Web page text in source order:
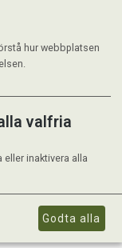
hur webbplatsen
valfria
eller inaktivera alla
Godta alla